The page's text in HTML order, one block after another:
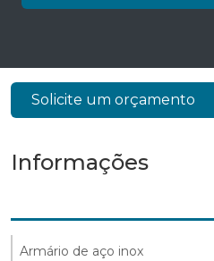
Solicite um orçamento
Informações
Armário de aço inox